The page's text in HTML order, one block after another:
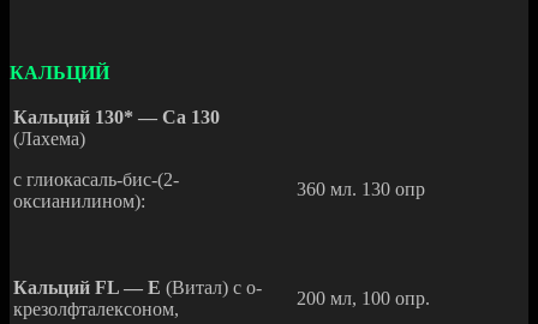
КАЛЬЦИЙ
Кальций 130* — Са 130
(Лахема)
с глиокасаль-бис-(2-
оксианилином):
360 мл. 130 опр
Кальций FL — Е (Витал) с о-
крезолфталексоном,
200 мл, 100 опр.